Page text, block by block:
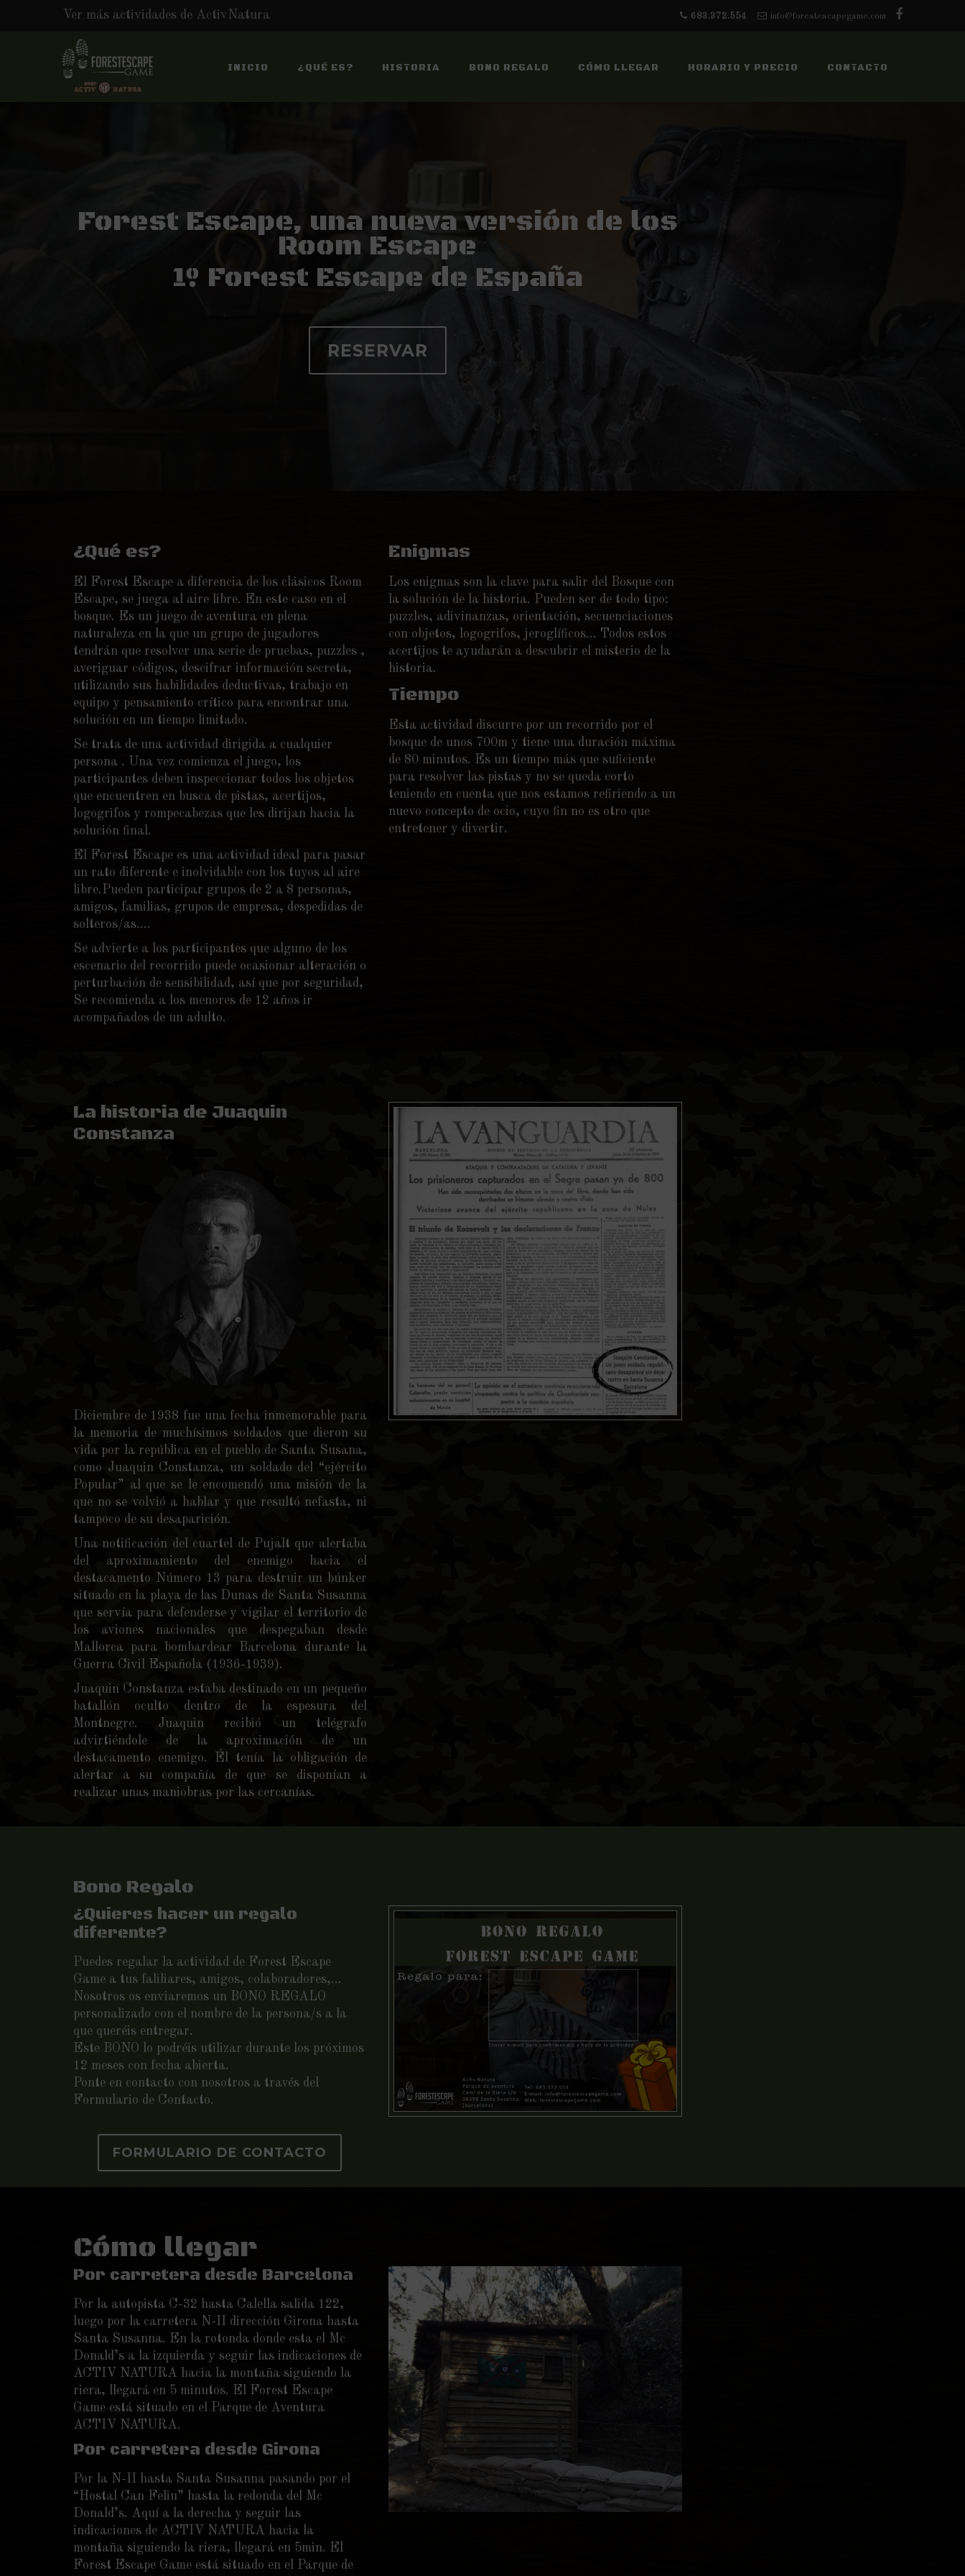
Ver más actividades de ActivNatura 683.372.554 info@forestescapegame.com
contentINICIO ¿QUÉ ES? HISTORIA BONO REGALO CÓMO LLEGAR HORARIO Y PRECIO CONTACTO
Forest Escape, una nueva versión de los
Room Escape
1º Forest Escape de España
RESERVAR
¿Qué es?
El Forest Escape a diferencia de los clásicos Room
Escape, se juega al aire libre. En este caso en el
bosque. Es un juego de aventura en plena
naturaleza en la que un grupo de jugadores
tendrán que resolver una serie de pruebas, puzzles ,
averiguar códigos, descifrar información secreta,
utilizando sus habilidades deductivas, trabajo en
equipo y pensamiento crítico para encontrar una
solución en un tiempo limitado.
Se trata de una actividad dirigida a cualquier
persona . Una vez comienza el juego, los
participantes deben inspeccionar todos los objetos
que encuentren en busca de pistas, acertijos,
logogrifos y rompecabezas que les dirijan hacia la
solución final.
El Forest Escape es una actividad ideal para pasar
un rato diferente e inolvidable con los tuyos al aire
libre.Pueden participar grupos de 2 a 8 personas,
amigos, familias, grupos de empresa, despedidas de
solteros/as….
Se advierte a los participantes que alguno de los
escenario del recorrido puede ocasionar alteración o
perturbación de sensibilidad, así que por seguridad,
Se recomienda a los menores de 12 años ir
acompañados de un adulto.
Enigmas
Los enigmas son la clave para salir del Bosque con
la solución de la historia. Pueden ser de todo tipo:
puzzles, adivinanzas, orientación, secuenciaciones
con objetos, logogrifos, jeroglíficos… Todos estos
acertijos te ayudarán a descubrir el misterio de la
historia.
Tiempo
Esta actividad discurre por un recorrido por el
bosque de unos 700m y tiene una duración máxima
de 80 minutos. Es un tiempo más que suficiente
para resolver las pistas y no se queda corto
teniendo en cuenta que nos estamos refiriendo a un
nuevo concepto de ocio, cuyo fin no es otro que
entretener y divertir.
La historia de Juaquin
Constanza
Diciembre de 1938 fue una fecha inmemorable para
la memoria de muchísimos soldados que dieron su
vida por la república en el pueblo de Santa Susana,
como Juaquin Constanza, un soldado del “ejército
Popular” al que se le encomendó una misión de la
que no se volvió a hablar y que resultó nefasta, ni
tampoco de su desaparición.
Una notificación del cuartel de Pujalt que alertaba
del aproximamiento del enemigo hacia el
destacamento Número 13 para destruir un búnker
situado en la playa de las Dunas de Santa Susanna
que servía para defenderse y vigilar el territorio de
los aviones nacionales que despegaban desde
Mallorca para bombardear Barcelona durante la
Guerra Civil Española (1936-1939).
Juaquin Constanza estaba destinado en un pequeño
batallón oculto dentro de la espesura del
Montnegre. Juaquin recibió un telégrafo
advirtiéndole de la aproximación de un
destacamento enemigo. Él tenía la obligación de
alertar a su compañía de que se disponían a
realizar unas maniobras por las cercanías.
Bono Regalo
¿Quieres hacer un regalo
diferente?
Puedes regalar la actividad de Forest Escape
Game a tus faliliares, amigos, colaboradores,…
Nosotros os enviaremos un BONO REGALO
personalizado con el nombre de la persona/s a la
que queréis entregar.
Este BONO lo podréis utilizar durante los próximos
12 meses con fecha abierta.
Ponte en contacto con nosotros a través del
Formulario de Contacto.
FORMULARIO DE CONTACTO
Cómo llegar
Por carretera desde Barcelona
Por la autopista C-32 hasta Calella salida 122,
luego por la carretera N-II dirección Girona hasta
Santa Susanna. En la rotonda donde esta el Mc
Donald’s a la izquierda y seguir las indicaciones de
ACTIV NATURA hacia la montaña siguiendo la
riera, llegará en 5 minutos. El Forest Escape
Game está situado en el Parque de Aventura
ACTIV NATURA.
Por carretera desde Girona
Por la N-II hasta Santa Susanna pasando por el
“Hostal Can Feliu” hasta la redonda del Mc
Donald’s. Aquí a la derecha y seguir las
indicaciones de ACTIV NATURA hacia la
montaña siguiendo la riera, llegará en 5min. El
Forest Escape Game está situado en el Parque de